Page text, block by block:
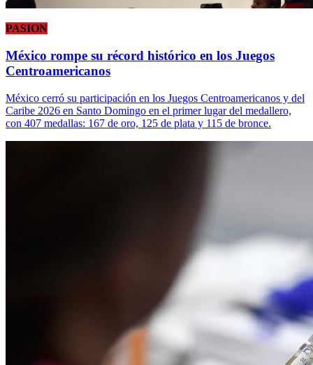
PASION
México rompe su récord histórico en los Juegos
Centroamericanos
México cerró su participación en los Juegos Centroamericanos y del
Caribe 2026 en Santo Domingo en el primer lugar del medallero,
con 407 medallas: 167 de oro, 125 de plata y 115 de bronce.